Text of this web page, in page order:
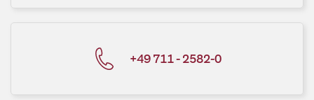
+49 711 - 2582-0